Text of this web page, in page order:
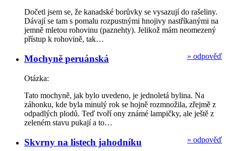
Dočetl jsem se, že kanadské borůvky se vysazují do rašeliny.
Dávají se tam s pomalu rozpustnými hnojivy nastříkanými na
jemně mletou rohovinu (paznehty). Jelikož mám neomezený
přístup k rohovině, tak…
» odpověď
Mochyně peruánská
Otázka:
Tato mochyně, jak bylo uvedeno, je jednoletá bylina. Na
záhonku, kde byla minulý rok se hojně rozmnožila, zřejmě z
odpadlých plodů. Teď tvoří ony známé lampičky, ale ještě z
zeleném stavu pukají a to…
» odpověď
Skvrny na listech jahodníku